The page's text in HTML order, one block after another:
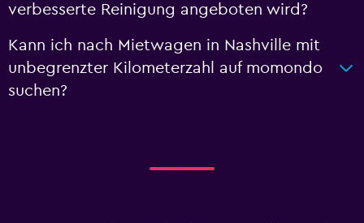
verbesserte Reinigung angeboten wird?
Kann ich nach Mietwagen in Nashville mit
unbegrenzter Kilometerzahl auf momondo
suchen?